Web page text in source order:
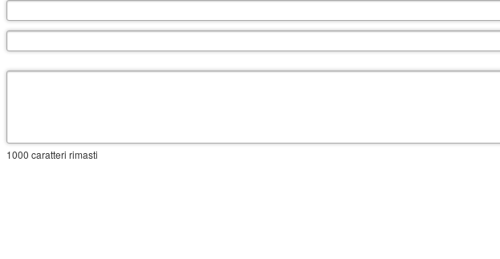
1000 caratteri rimasti